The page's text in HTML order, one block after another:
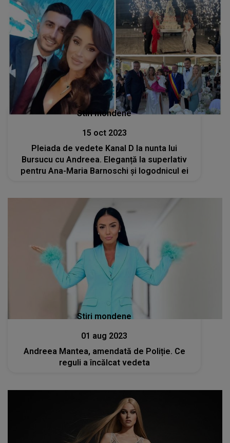
Stiri mondene
15 oct 2023
Pleiada de vedete Kanal D la nunta lui
Bursucu cu Andreea. Eleganță la superlativ
pentru Ana-Maria Barnoschi și logodnicul ei
Stiri mondene
01 aug 2023
Andreea Mantea, amendată de Poliție. Ce
reguli a încălcat vedeta